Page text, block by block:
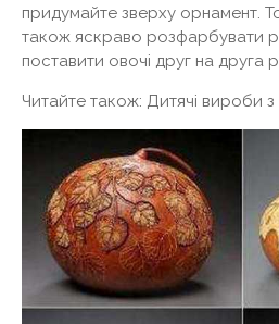
придумайте зверху орнамент.
також яскраво розфарбувати
поставити овочі друг на друга
Читайте також: Дитячі вироби